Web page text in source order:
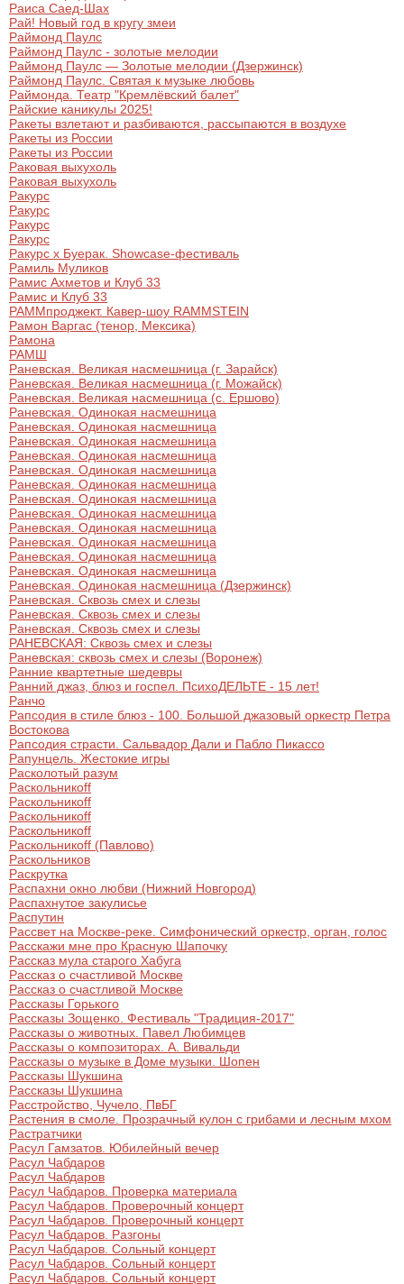
Раиса Саед-Шах
Рай! Новый год в кругу змеи
Раймонд Паулс
Раймонд Паулс - золотые мелодии
Раймонд Паулс — Золотые мелодии (Дзержинск)
Раймонд Паулс. Святая к музыке любовь
Раймонда. Театр "Кремлёвский балет"
Райские каникулы 2025!
Ракеты взлетают и разбиваются, рассыпаются в воздухе
Ракеты из России
Ракеты из России
Раковая выхухоль
Раковая выхухоль
Ракурс
Ракурс
Ракурс
Ракурс
Ракурс х Буерак. Showcase-фестиваль
Рамиль Муликов
Рамис Ахметов и Клуб 33
Рамис и Клуб 33
РАММпроджект. Кавер-шоу RAMMSTEIN
Рамон Варгас (тенор, Мексика)
Рамона
РАМШ
Раневская. Великая насмешница (г. Зарайск)
Раневская. Великая насмешница (г. Можайск)
Раневская. Великая насмешница (с. Ершово)
Раневская. Одинокая насмешница
Раневская. Одинокая насмешница
Раневская. Одинокая насмешница
Раневская. Одинокая насмешница
Раневская. Одинокая насмешница
Раневская. Одинокая насмешница
Раневская. Одинокая насмешница
Раневская. Одинокая насмешница
Раневская. Одинокая насмешница
Раневская. Одинокая насмешница
Раневская. Одинокая насмешница
Раневская. Одинокая насмешница
Раневская. Одинокая насмешница (Дзержинск)
Раневская. Сквозь смех и слезы
Раневская. Сквозь смех и слезы
Раневская. Сквозь смех и слезы
РАНЕВСКАЯ: Сквозь смех и слезы
Раневская: сквозь смех и слезы (Воронеж)
Ранние квартетные шедевры
Ранний джаз, блюз и госпел. ПсихоДЕЛЬТЕ - 15 лет!
Ранчо
Рапсодия в стиле блюз - 100. Большой джазовый оркестр Петра
Востокова
Рапсодия страсти. Сальвадор Дали и Пабло Пикассо
Рапунцель. Жестокие игры
Расколотый разум
Раскольникоff
Раскольникоff
Раскольникоff
Раскольникоff
Раскольникоff (Павлово)
Раскольников
Раскрутка
Распахни окно любви (Нижний Новгород)
Распахнутое закулисье
Распутин
Рассвет на Москве-реке. Симфонический оркестр, орган, голос
Расскажи мне про Красную Шапочку
Рассказ мула старого Хабуга
Рассказ о счастливой Москве
Рассказ о счастливой Москве
Рассказы Горького
Рассказы Зощенко. Фестиваль "Традиция-2017"
Рассказы о животных. Павел Любимцев
Рассказы о композиторах. А. Вивальди
Рассказы о музыке в Доме музыки. Шопен
Рассказы Шукшина
Рассказы Шукшина
Расстройство, Чучело, ПвБГ
Растения в смоле. Прозрачный кулон с грибами и лесным мхом
Растратчики
Расул Гамзатов. Юбилейный вечер
Расул Чабдаров
Расул Чабдаров
Расул Чабдаров. Проверка материала
Расул Чабдаров. Проверочный концерт
Расул Чабдаров. Проверочный концерт
Расул Чабдаров. Разгоны
Расул Чабдаров. Сольный концерт
Расул Чабдаров. Сольный концерт
Расул Чабдаров. Сольный концерт